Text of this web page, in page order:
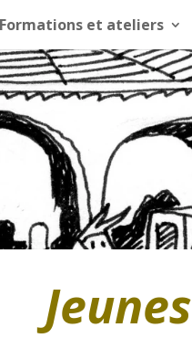
Formations et ateliers
Jeunes